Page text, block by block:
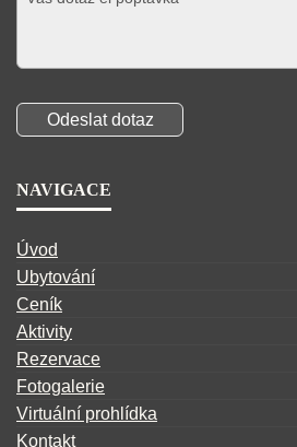
NAVIGACE
Úvod
Ubytování
Ceník
Aktivity
Rezervace
Fotogalerie
Virtuální prohlídka
Kontakt